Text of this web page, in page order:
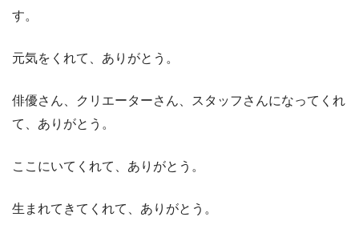
す。
元気をくれて、ありがとう。
俳優さん、クリエーターさん、スタッフさんになってくれ
て、ありがとう。
ここにいてくれて、ありがとう。
生まれてきてくれて、ありがとう。